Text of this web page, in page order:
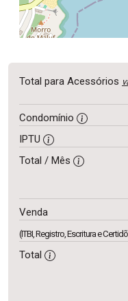
Total para Acessórios
Condomínio
IPTU
Total / Mês
Venda
(ITBI, Registro, Escritura e
Total